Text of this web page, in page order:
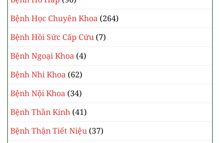
Bệnh Học Chuyên Khoa (264)
Bệnh Hồi Sức Cấp Cứu (7)
Bệnh Ngoại Khoa (4)
Bệnh Nhi Khoa (62)
Bệnh Nội Khoa (34)
Bệnh Thần Kinh (41)
Bệnh Thận Tiết Niệu (37)